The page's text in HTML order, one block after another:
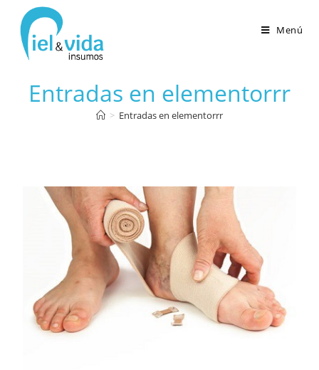
Menú
Entradas en elementorrr
> Entradas en elementorrr